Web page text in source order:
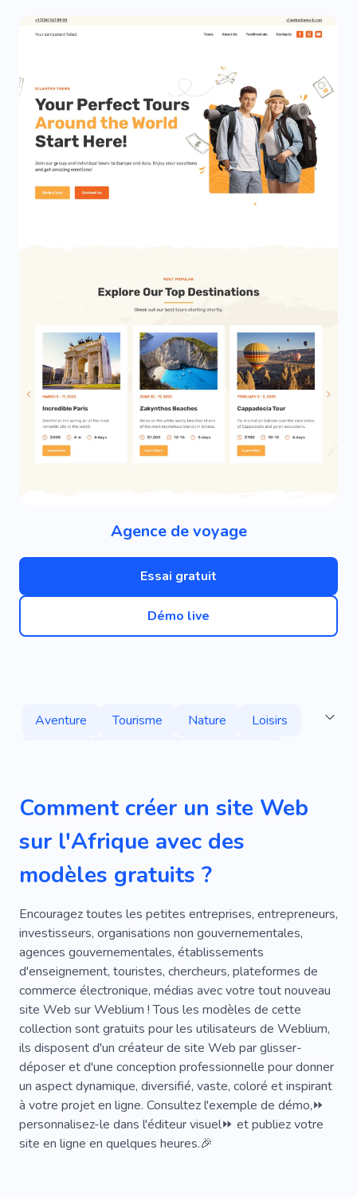
Agence de voyage
Essai gratuit
Démo live
Aventure Tourisme Nature
Loisirs
Se Détendre
Yacht Rapide
Tanzanie
Course
Chemin
Pays
Partir À L'étranger
Instatrip
Voyager Avec Nounou
Vlogs Sur Les Voyages
Visite Aquatique
Météo
Voyage Kenya
Ville
Point Chaud
Promenade
Safari
Tour De Plongée
Plongée
Vol
Noeuds
Visite Photo Navette
Eau
YouTube
Former Faune
Activité
Parapente
Plages Valises
Univers
Comment créer un site Web
sur l'Afrique avec des
modèles gratuits ?
Encouragez toutes les petites entreprises, entrepreneurs,
investisseurs, organisations non gouvernementales,
agences gouvernementales, établissements
d'enseignement, touristes, chercheurs, plateformes de
commerce électronique, médias avec votre tout nouveau
site Web sur Weblium ! Tous les modèles de cette
collection sont gratuits pour les utilisateurs de Weblium,
ils disposent d'un créateur de site Web par glisser-
déposer et d'une conception professionnelle pour donner
un aspect dynamique, diversifié, vaste, coloré et inspirant
à votre projet en ligne. Consultez l'exemple de démo,⏩
personnalisez-le dans l'éditeur visuel⏩ et publiez votre
site en ligne en quelques heures.🎉